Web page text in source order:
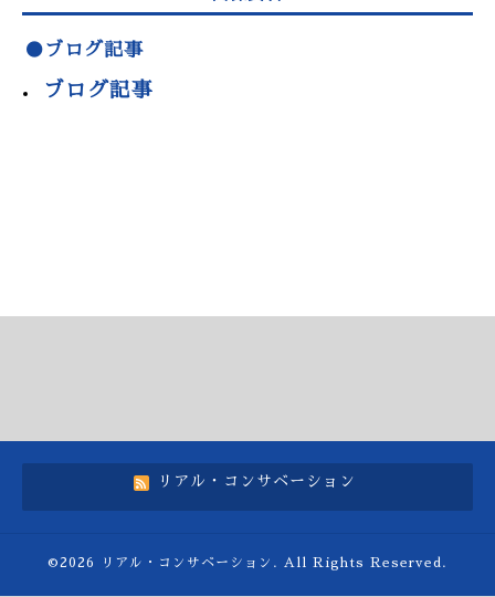
●ブログ記事
ブログ記事
リアル・コンサベーション
©2026 リアル・コンサベーション . All Rights Reserved.